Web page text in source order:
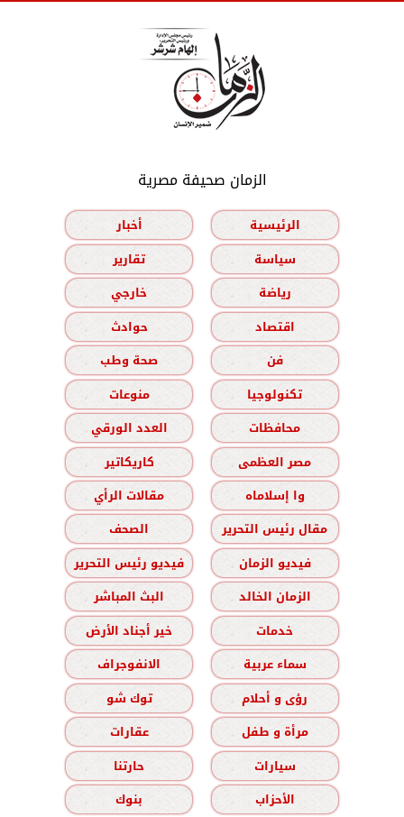
الزمان صحيفة مصرية
الرئيسية
أخبار
سياسة
تقارير
رياضة
خارجي
اقتصاد
حوادث
فن
صحة وطب
تكنولوجيا
منوعات
محافظات
العدد الورقي
مصر العظمى
كاريكاتير
وا إسلاماه
مقالات الرأي
مقال رئيس التحرير
الصحف
فيديو الزمان
فيديو رئيس التحرير
الزمان الخالد
البث المباشر
خدمات
خير أجناد الأرض
سماء عربية
الانفوجراف
رؤى و أحلام
توك شو
مرأة و طفل
عقارات
سيارات
حارتنا
الأحزاب
بنوك